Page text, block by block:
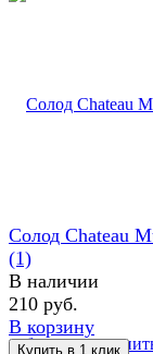
избранное
Солод Chateau
(1)
В наличии
210 руб.
В корзину